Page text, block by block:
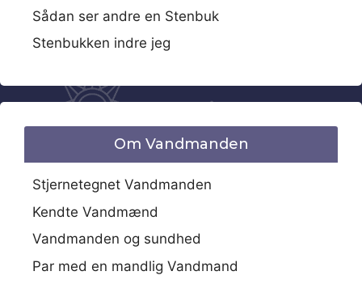
Sådan ser andre en Stenbuk
Stenbukken indre jeg
Om Vandmanden
Stjernetegnet Vandmanden
Kendte Vandmænd
Vandmanden og sundhed
Par med en mandlig Vandmand